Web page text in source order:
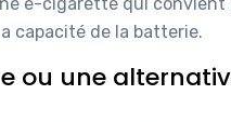
capacité de la batterie.
ou une